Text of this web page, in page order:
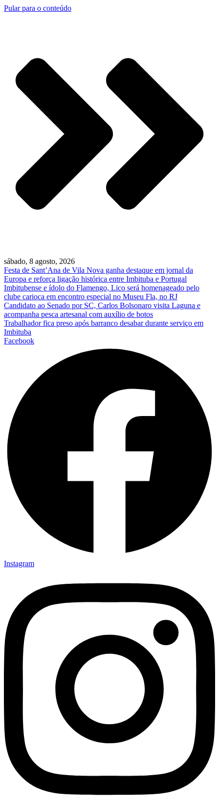
Pular para o conteúdo
sábado, 8 agosto, 2026
Festa de Sant’Ana de Vila Nova ganha destaque em jornal da
Europa e reforça ligação histórica entre Imbituba e Portugal
Imbitubense e ídolo do Flamengo, Lico será homenageado pelo
clube carioca em encontro especial no Museu Fla, no RJ
Candidato ao Senado por SC, Carlos Bolsonaro visita Laguna e
acompanha pesca artesanal com auxílio de botos
Trabalhador fica preso após barranco desabar durante serviço em
Imbituba
Facebook
Instagram